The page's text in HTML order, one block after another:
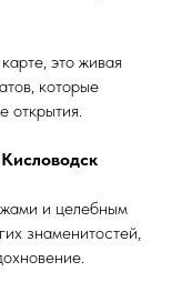
это живая
которые
открытия.
и целебным
знаменитостей,